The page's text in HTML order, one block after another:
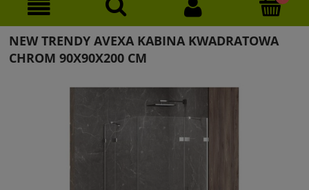
NEW TRENDY AVEXA KABINA KWADRATOWA
CHROM 90X90X200 CM